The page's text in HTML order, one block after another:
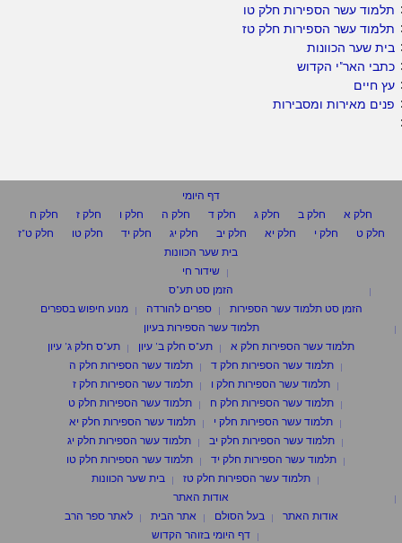
תלמוד עשר הספירות חלק טו
תלמוד עשר הספירות חלק טז
בית שער הכוונות
כתבי האר"י הקדוש
עץ חיים
פנים מאירות ומסבירות
דף היומי
חלק א
חלק ב חלק ג חלק ד חלק ה חלק ו חלק ז
חלק ח
חלק ט
חלק י חלק יא חלק יב חלק יג חלק יד חלק טו
חלק ט"ז
בית שער הכוונות
שידור חי
הזמן סט תע"ס
הזמן סט תלמוד עשר הספירות
ספרים להורדה
מנוע חיפוש בספרים
תלמוד עשר הספירות בעיון
תלמוד עשר הספירות חלק א
תע"ס חלק ב' עיון
תע"ס חלק ג' עיון
תלמוד עשר הספירות חלק ד
תלמוד עשר הספירות חלק ה
תלמוד עשר הספירות חלק ו
תלמוד עשר הספירות חלק ז
תלמוד עשר הספירות חלק ח
תלמוד עשר הספירות חלק ט
תלמוד עשר הספירות חלק י
תלמוד עשר הספירות חלק יא
תלמוד עשר הספירות חלק יב
תלמוד עשר הספירות חלק יג
תלמוד עשר הספירות חלק יד
תלמוד עשר הספירות חלק טו
תלמוד עשר הספירות חלק טז
בית שער הכוונות
אודות האתר
אודות האתר
בעל הסולם אתר הבית
לאתר ספר הרב
דף היומי בזוהר הקדוש